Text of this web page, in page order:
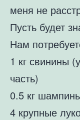
меня не
Пусть будет
Нам
1 кг свинины
часть)
0.5 кг
4 крупные